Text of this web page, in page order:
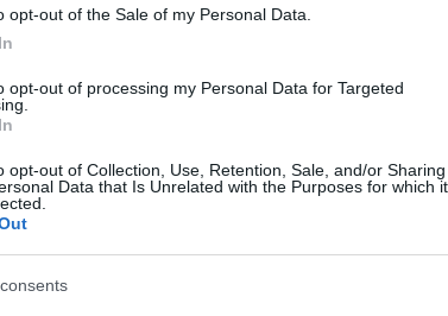
opt-out of the Sale of my Personal Data.
opt-out of processing my Personal Data for Targeted
opt-out of Collection, Use, Retention, Sale, and/or Sharing
Data that Is Unrelated with the Purposes for which it